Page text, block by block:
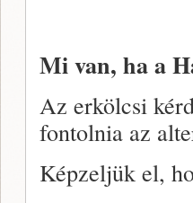
Mi van, ha a
Az erkölcsi
fontolnia az
Képzeljük el,